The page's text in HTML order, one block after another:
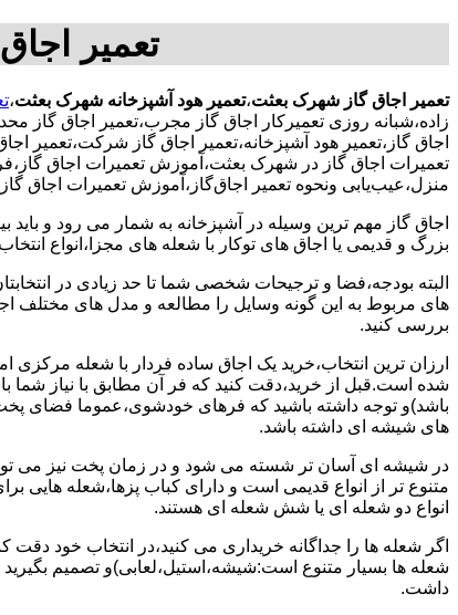
تعمیر
تعمیر اجاق گاز شهرک بعثت،تعمیر هود آشپزخانه شهرک بعثت،
زاده،شبانه روزی تعمیرکار اجاق گاز مجرب،تعمیر اجاق گاز
اجاق گاز،تعمیر هود آشپزخانه،تعمیر اجاق گاز شرکت،تعمیر
تعمیرات اجاق گاز در شهرک بعثت،آموزش تعمیرات اجاق
منزل،عیب‌یابی ونحوه تعمیر اجاق‌گاز،آموزش تعمیرات اجاق
اجاق گاز مهم ترین وسیله در آشپزخانه به شمار می رود و
بزرگ و قدیمی یا اجاق های توکار با شعله های مجزا،انواع
البته بودجه،فضا و ترجیحات شخصی شما تا حد زیادی در
های مربوط به این گونه وسایل را مطالعه و مدل های مختلف
بررسی کنید.
ارزان ترین انتخاب،خرید یک اجاق ساده فردار با شعله
شده است.قبل از خرید،دقت کنید که فر آن مطابق با نیاز شما
باشد)و توجه داشته باشید که فرهای خودشوی،عموما فضای
های شیشه ای داشته باشد.
در شیشه ای آسان تر شسته می شود و در زمان پخت نیز می
متنوع تر از انواع قدیمی است و دارای کباب پزها،شعله
انواع دو شعله ای یا شش شعله ای هستند.
اگر شعله ها را جداگانه خریداری می کنید،در انتخاب خود دقت
شعله ها بسیار متنوع است:شیشه،استیل،لعابی)و تصمیم بگیرید
داشت.